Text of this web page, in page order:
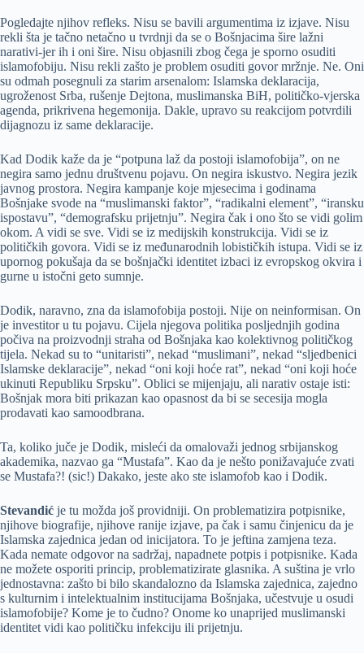
Pogledajte njihov refleks. Nisu se bavili argumentima iz izjave. Nisu
rekli šta je tačno netačno u tvrdnji da se o Bošnjacima šire lažni
narativi-jer ih i oni šire. Nisu objasnili zbog čega je sporno osuditi
islamofobiju. Nisu rekli zašto je problem osuditi govor mržnje. Ne. Oni
su odmah posegnuli za starim arsenalom: Islamska deklaracija,
ugroženost Srba, rušenje Dejtona, muslimanska BiH, političko-vjerska
agenda, prikrivena hegemonija. Dakle, upravo su reakcijom potvrdili
dijagnozu iz same deklaracije.
Kad Dodik kaže da je “potpuna laž da postoji islamofobija”, on ne
negira samo jednu društvenu pojavu. On negira iskustvo. Negira jezik
javnog prostora. Negira kampanje koje mjesecima i godinama
Bošnjake svode na “muslimanski faktor”, “radikalni element”, “iransku
ispostavu”, “demografsku prijetnju”. Negira čak i ono što se vidi golim
okom. A vidi se sve. Vidi se iz medijskih konstrukcija. Vidi se iz
političkih govora. Vidi se iz međunarodnih lobističkih istupa. Vidi se iz
upornog pokušaja da se bošnjački identitet izbaci iz evropskog okvira i
gurne u istočni geto sumnje.
Dodik, naravno, zna da islamofobija postoji. Nije on neinformisan. On
je investitor u tu pojavu. Cijela njegova politika posljednjih godina
počiva na proizvodnji straha od Bošnjaka kao kolektivnog političkog
tijela. Nekad su to “unitaristi”, nekad “muslimani”, nekad “sljedbenici
Islamske deklaracije”, nekad “oni koji hoće rat”, nekad “oni koji hoće
ukinuti Republiku Srpsku”. Oblici se mijenjaju, ali narativ ostaje isti:
Bošnjak mora biti prikazan kao opasnost da bi se secesija mogla
prodavati kao samoodbrana.
Ta, koliko juče je Dodik, misleći da omalovaži jednog srbijanskog
akademika, nazvao ga “Mustafa”. Kao da je nešto ponižavajuće zvati
se Mustafa?! (sic!) Dakako, jeste ako ste islamofob kao i Dodik.
Stevandić je tu možda još providniji. On problematizira potpisnike,
njihove biografije, njihove ranije izjave, pa čak i samu činjenicu da je
Islamska zajednica jedan od inicijatora. To je jeftina zamjena teza.
Kada nemate odgovor na sadržaj, napadnete potpis i potpisnike. Kada
ne možete osporiti princip, problematizirate glasnika. A suština je vrlo
jednostavna: zašto bi bilo skandalozno da Islamska zajednica, zajedno
s kulturnim i intelektualnim institucijama Bošnjaka, učestvuje u osudi
islamofobije? Kome je to čudno? Onome ko unaprijed muslimanski
identitet vidi kao političku infekciju ili prijetnju.